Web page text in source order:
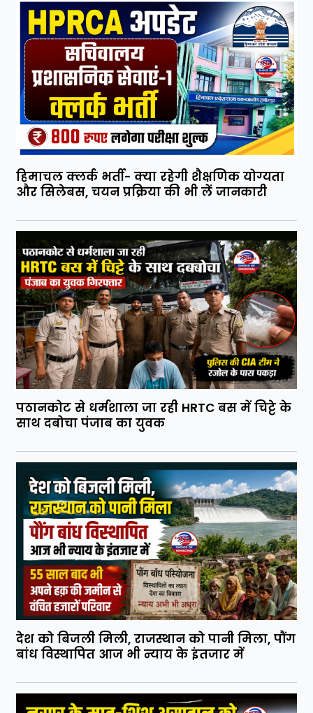
हिमाचल क्लर्क भर्ती- क्या रहेगी शैक्षणिक योग्यता
और सिलेबस, चयन प्रक्रिया की भी लें जानकारी
पठानकोट से धर्मशाला जा रही HRTC बस में चिट्टे के
साथ दबोचा पंजाब का युवक
देश को बिजली मिली, राजस्थान को पानी मिला, पौंग
बांध विस्थापित आज भी न्याय के इंतजार में